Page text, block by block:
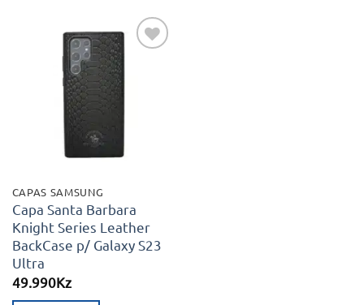
Adicionar
aos meus
CAPAS SAMSUNG
Capa Santa Barbara
Knight Series Leather
BackCase p/ Galaxy S23
Ultra
49.990Kz